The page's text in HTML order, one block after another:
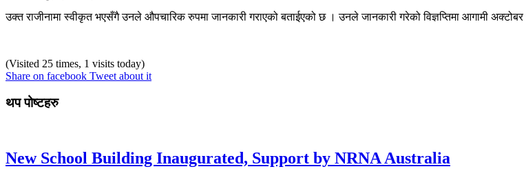
उक्त राजीनामा स्वीकृत भएसँगै उनले औपचारिक रुपमा जानकारी गराएको बताईएको छ । उनले जानकारी गरेको विज्ञप्तिमा आगामी
(Visited 25 times, 1 visits today)
Share on facebook Tweet about it
थप पोष्टहरु
New School Building Inaugurated, Support by NRNA Australia